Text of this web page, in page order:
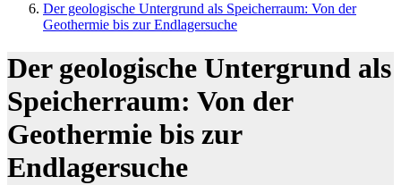
Der geologische Untergrund als Speicherraum: Von der
Geothermie bis zur Endlagersuche
Der geologische Untergrund als
Speicherraum: Von der
Geothermie bis zur
Endlagersuche